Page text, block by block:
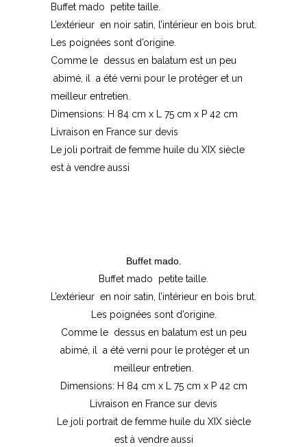
Buffet mado petite taille.
L’extérieur en noir satin, l’intérieur en bois brut.
Les poignées sont d’origine.
Comme le dessus en balatum est un peu
abimé, il a été verni pour le protéger et un
meilleur entretien.
Dimensions: H 84 cm x L 75 cm x P 42 cm
Livraison en France sur devis
Le joli portrait de femme huile du XIX siècle
est à vendre aussi
Buffet mado.
Buffet mado petite taille.
L’extérieur en noir satin, l’intérieur en bois brut.
Les poignées sont d’origine.
Comme le dessus en balatum est un peu
abimé, il a été verni pour le protéger et un
meilleur entretien.
Dimensions: H 84 cm x L 75 cm x P 42 cm
Livraison en France sur devis
Le joli portrait de femme huile du XIX siècle
est à vendre aussi